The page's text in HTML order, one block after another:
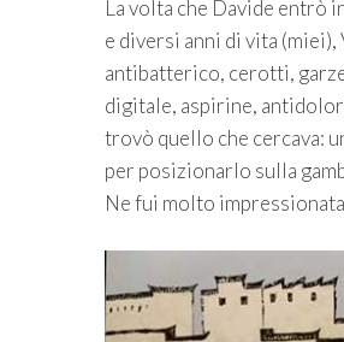
La volta che Davide entrò
e diversi anni di vita
antibatterico, cerotti,
digitale, aspirine,
trovò quello che cercava:
per posizionarlo sulla
Ne fui molto